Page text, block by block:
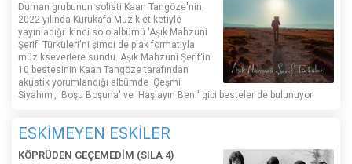
Duman grubunun solisti Kaan Tangöze'nin,
2022 yılında Kurukafa Müzik etiketiyle
yayınladığı ikinci solo albümü 'Aşık Mahzuni
Şerif' Türküleri'ni şimdi de plak formatıyla
müzikseverlere sundu. Aşık Mahzuni Şerif'in
10 bestesinin Kaan Tangöze tarafından
akustik yorumlandığı albümde 'Çeşmi
Siyahım', 'Boşu Boşuna' ve 'Haşlayın Beni' gibi besteler de bulunuyor.
ESKİMEYEN ESKİLER
KÖPRÜDEN GEÇEMEDİM (SILA 4)